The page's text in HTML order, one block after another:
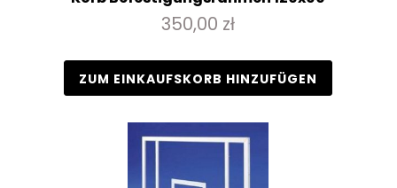
350,00 zł
ZUM EINKAUFSKORB HINZUFÜGEN